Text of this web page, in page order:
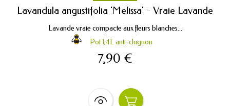
Lavandula angustifolia 'Melissa' - Vraie Lavande
Lavande vraie compacte aux fleurs blanches...
Pot 1,4L anti-chignon
7,90 €